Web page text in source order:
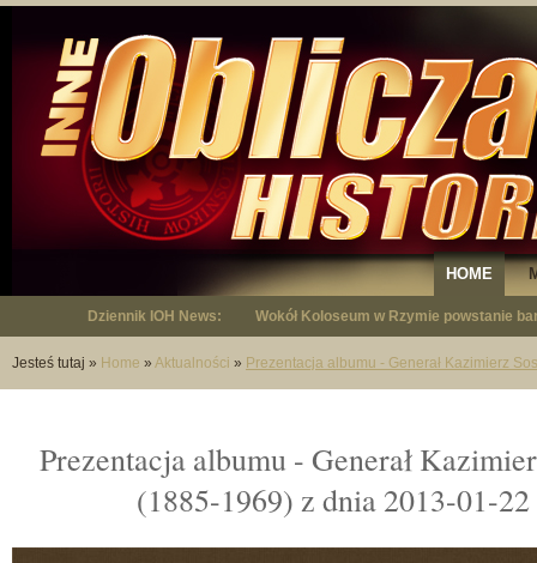
HOME
Dziennik IOH News: Wokół Koloseum w Rzymie powstanie
"Niepodległy - opowieść o Januszu
Jesteś tutaj » Home » Aktualności » Prezentacja albumu - Generał Kazimierz
Prezentacja albumu - Generał
(1885-1969) z dnia 2013-01-